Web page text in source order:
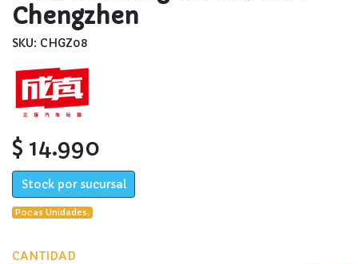
Chengzhen
SKU: CHGZ08
$ 14.990
Stock por sucursal
Pocas Unidades.
CANTIDAD